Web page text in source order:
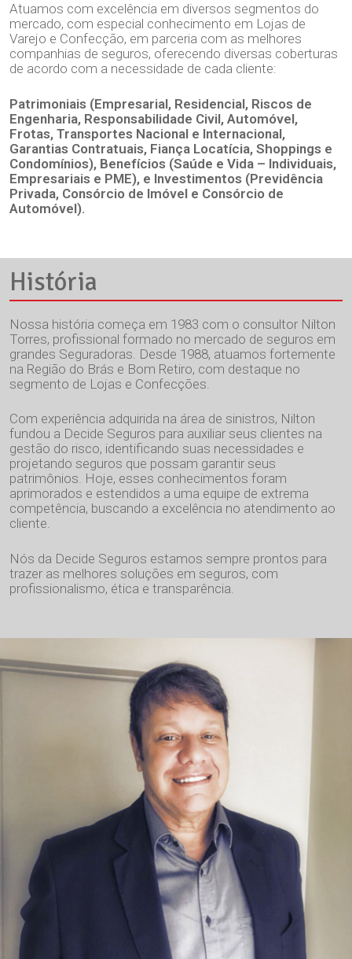
Atuamos com excelência em diversos segmentos do
mercado, com especial conhecimento em Lojas de
Varejo e Confecção, em parceria com as melhores
companhias de seguros, oferecendo diversas coberturas
de acordo com a necessidade de cada cliente:
Patrimoniais (Empresarial, Residencial, Riscos de
Engenharia, Responsabilidade Civil, Automóvel,
Frotas, Transportes Nacional e Internacional,
Garantias Contratuais, Fiança Locatícia, Shoppings e
Condomínios), Benefícios (Saúde e Vida – Individuais,
Empresariais e PME), e Investimentos (Previdência
Privada, Consórcio de Imóvel e Consórcio de
Automóvel).
História
Nossa história começa em 1983 com o consultor Nilton
Torres, profissional formado no mercado de seguros em
grandes Seguradoras. Desde 1988, atuamos fortemente
na Região do Brás e Bom Retiro, com destaque no
segmento de Lojas e Confecções.
Com experiência adquirida na área de sinistros, Nilton
fundou a Decide Seguros para auxiliar seus clientes na
gestão do risco, identificando suas necessidades e
projetando seguros que possam garantir seus
patrimônios. Hoje, esses conhecimentos foram
aprimorados e estendidos a uma equipe de extrema
competência, buscando a excelência no atendimento ao
cliente.
Nós da Decide Seguros estamos sempre prontos para
trazer as melhores soluções em seguros, com
profissionalismo, ética e transparência.